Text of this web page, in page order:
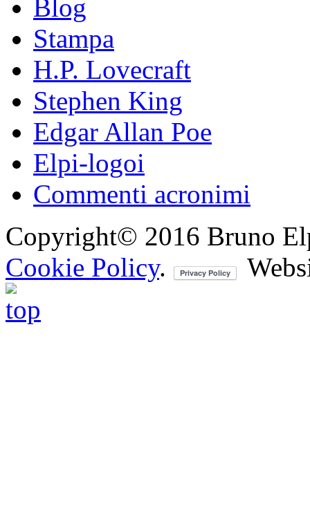
Blog
Stampa
H.P. Lovecraft
Stephen King
Edgar Allan Poe
Elpi-logoi
Commenti acronimi
Copyright© 2016 Bruno
Cookie Policy.